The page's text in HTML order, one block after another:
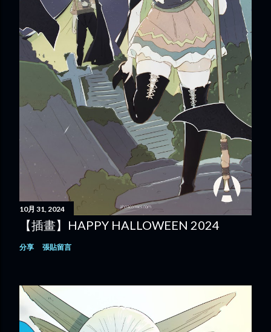
10月 31, 2024
【插畫】HAPPY HALLOWEEN 2024
分享 張貼留言